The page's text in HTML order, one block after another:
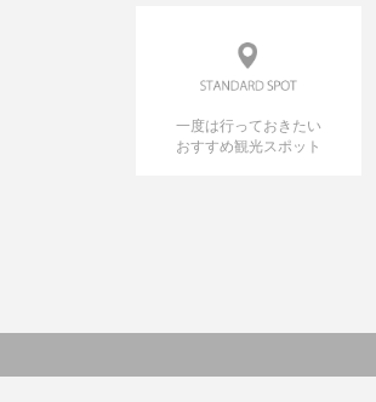
一度は行っておきたい
おすすめ観光スポット